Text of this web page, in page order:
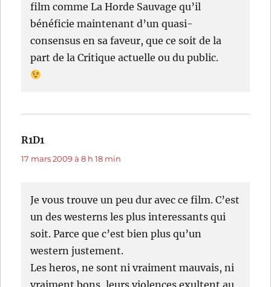
film comme La Horde Sauvage qu’il
bénéficie maintenant d’un quasi-
consensus en sa faveur, que ce soit de la
part de la Critique actuelle ou du public.
R1D1
17 mars 2009 à 8 h 18 min
Je vous trouve un peu dur avec ce film. C’est
un des westerns les plus interessants qui
soit. Parce que c’est bien plus qu’un
western justement.
Les heros, ne sont ni vraiment mauvais, ni